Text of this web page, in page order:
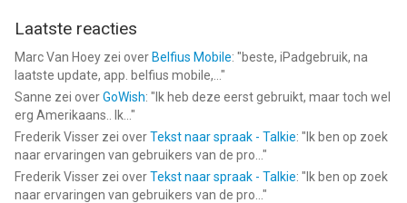
Laatste reacties
Marc Van Hoey zei over Belfius Mobile: "beste, iPadgebruik, na
laatste update, app. belfius mobile,... "
Sanne zei overGoWish: " Ik heb deze eerst gebruikt, maar toch wel
erg Amerikaans.. Ik... "
Frederik Visser zei overTekst naar spraak - Talkie: " Ik ben op zoek
naar ervaringen van gebruikers van de pro... "
Frederik Visser zei overTekst naar spraak - Talkie: " Ik ben op zoek
naar ervaringen van gebruikers van de pro... "